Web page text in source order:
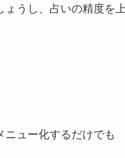
うし、占いの精度を
ニュー化するだけでも